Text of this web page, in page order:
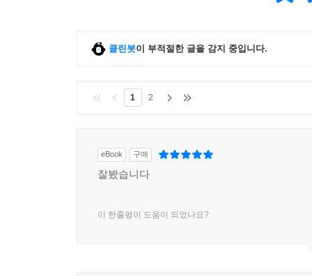
클린봇이 부적절한 글을 감지 중입니다.
1 2
eBook 구매
잘봤습니다
이 한줄평이 도움이 되었나요?